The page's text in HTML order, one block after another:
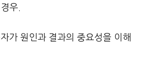
우.
가 원인과 결과의 중요성을 이해